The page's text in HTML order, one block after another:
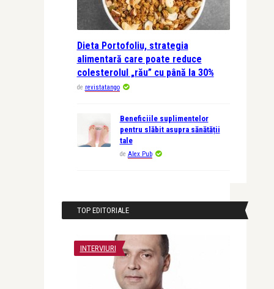
Dieta Portofoliu, strategia
alimentară care poate reduce
colesterolul „rău” cu până la 30%
de revistatango
Beneficiile suplimentelor
pentru slăbit asupra sănătății
tale
de Alex Pub
TOP EDITORIALE
INTERVIURI